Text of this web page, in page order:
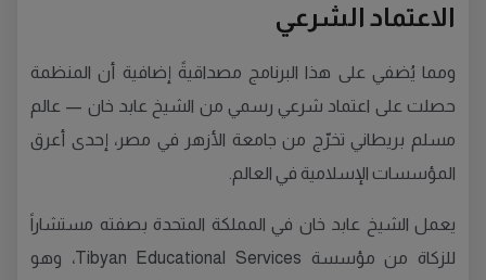
الاعتماد الشرعي
ومما يُضفي على هذا البرنامج مصداقيةً إضافية أن المنظمة
حصلت على اعتماد شرعي رسمي من الشيخ عابد خان — عالم
مسلم بريطاني تخرّج من جامعة الأزهر في مصر، إحدى أعرق
المؤسسات الإسلامية في العالم.
يعمل الشيخ عابد خان في المملكة المتحدة بصفته مستشاراً
للزكاة من مؤسسة Tibyan Educational Services، وهو